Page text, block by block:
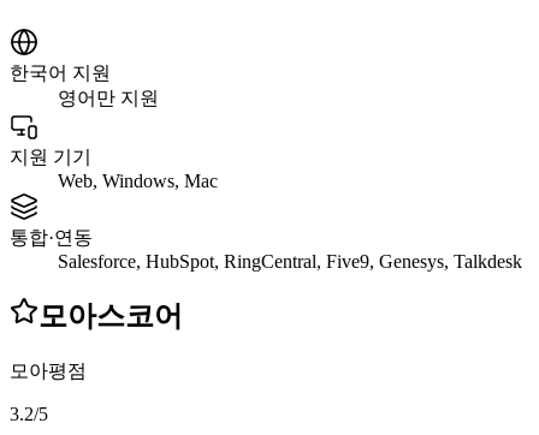
한국어 지원
영어만 지원
지원 기기
Web, Windows, Mac
통합·연동
Salesforce, HubSpot, RingCentral, Five9, Genesys, Talkdesk
모아스코어
모아평점
3.2/5